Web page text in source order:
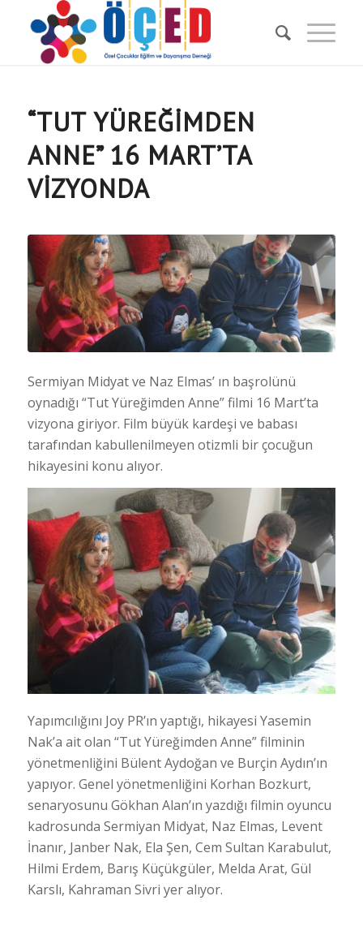
“TUT YÜREĞIMDEN
ANNE” 16 MART’TA
VIZYONDA
Sermiyan Midyat ve Naz Elmas’ ın başrolünü
oynadığı “Tut Yüreğimden Anne” filmi 16 Mart’ta
vizyona giriyor. Film büyük kardeşi ve babası
tarafından kabullenilmeyen otizmli bir çocuğun
hikayesini konu alıyor.
Yapımcılığını Joy PR’ın yaptığı, hikayesi Yasemin
Nak’a ait olan “Tut Yüreğimden Anne” filminin
yönetmenliğini Bülent Aydoğan ve Burçin Aydın’ın
yapıyor. Genel yönetmenliğini Korhan Bozkurt,
senaryosunu Gökhan Alan’ın yazdığı filmin oyuncu
kadrosunda Sermiyan Midyat, Naz Elmas, Levent
İnanır, Janber Nak, Ela Şen, Cem Sultan Karabulut,
Hilmi Erdem, Barış Küçükgüler, Melda Arat, Gül
Karslı, Kahraman Sivri yer alıyor.